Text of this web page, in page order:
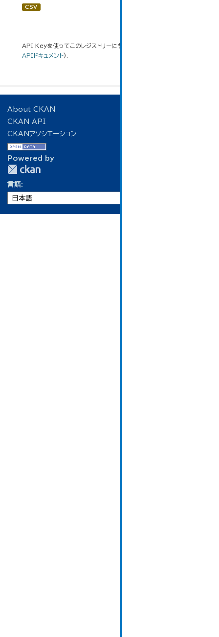
CSV
API Keyを使ってこのレジストリーにもアクセス可能です
APIドキュメント).
About CKAN
CKAN API
CKANアソシエーション
Powered by
言語